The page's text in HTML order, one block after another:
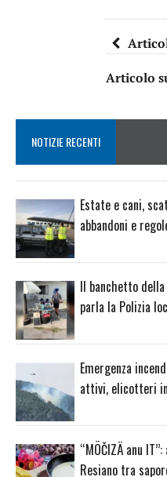
Articolo
NOTIZIE RECENTI
Estate e cani,
abbandoni e
Il banchetto
parla la Polizia
Emergenza
attivi, elicotteri
“MÖČIZÄ anu
Resiano tra